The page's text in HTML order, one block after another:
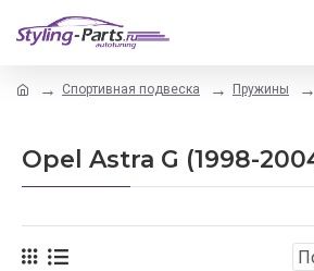
Спортивная подвеска Пружины
Opel Astra G (1998-